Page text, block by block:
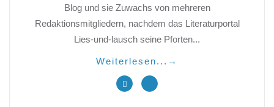
Blog und sie Zuwachs von mehreren
Redaktionsmitgliedern, nachdem das Literaturportal
Lies-und-lausch seine Pforten...
Weiterlesen... →